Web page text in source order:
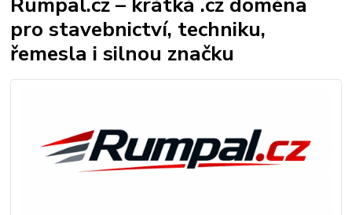
pro stavebnictví, techniku,
řemesla i silnou značku